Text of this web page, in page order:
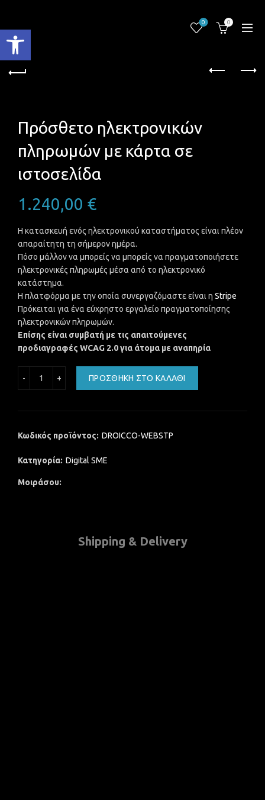
Ανοίξτε τη γραμμή εργαλείων
0 0
Πρόσθετο ηλεκτρονικών
πληρωμών με κάρτα σε
ιστοσελίδα
1.240,00 €
Η κατασκευή ενός ηλεκτρονικού καταστήματος είναι πλέον
απαραίτητη τη σήμερον ημέρα.
Πόσο μάλλον να μπορείς να μπορείς να πραγματοποιήσετε
ηλεκτρονικές πληρωμές μέσα από το ηλεκτρονικό
κατάστημα.
Η πλατφόρμα με την οποία συνεργαζόμαστε είναι η Stripe
Πρόκειται για ένα εύχρηστο εργαλείο πραγματοποίησης
ηλεκτρονικών πληρωμών.
Επίσης είναι συμβατή με τις απαιτούμενες
προδιαγραφές WCAG 2.0 για άτομα με αναπηρία
ΠΡΟΣΘΉΚΗ ΣΤΟ ΚΑΛΆΘΙ
Κωδικός προϊόντος: DROICCO-WEBSTP
Κατηγορία: Digital SME
Μοιράσου
Shipping & Delivery